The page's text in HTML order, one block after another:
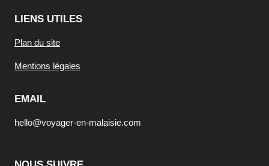
LIENS UTILES
Plan du site
Mentions légales
EMAIL
hello@voyager-en-malaisie.com